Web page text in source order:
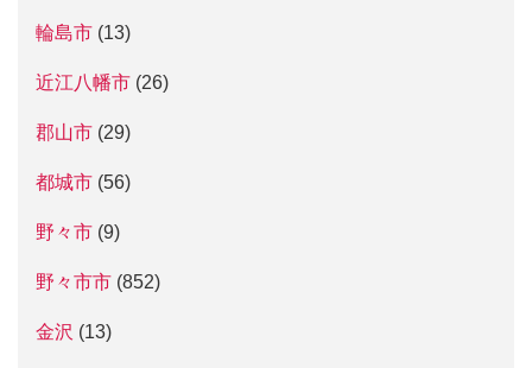
輪島市 (13)
近江八幡市 (26)
郡山市 (29)
都城市 (56)
野々市 (9)
野々市市 (852)
金沢 (13)